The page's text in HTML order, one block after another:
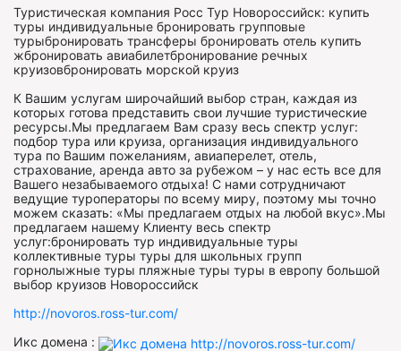
Туристическая компания Росс Тур Новороссийск: купить
туры индивидуальные бронировать групповые
турыбронировать трансферы бронировать отель купить
жбронировать авиабилетбронирование речных
круизовбронировать морской круиз
К Вашим услугам широчайший выбор стран, каждая из
которых готова представить свои лучшие туристические
ресурсы.Мы предлагаем Вам сразу весь спектр услуг:
подбор тура или круиза, организация индивидуального
тура по Вашим пожеланиям, авиаперелет, отель,
страхование, аренда авто за рубежом – у нас есть все для
Вашего незабываемого отдыха! С нами сотрудничают
ведущие туроператоры по всему миру, поэтому мы точно
можем сказать: «Мы предлагаем отдых на любой вкус».Мы
предлагаем нашему Клиенту весь спектр
услуг:бронировать тур индивидуальные туры
коллективные туры туры для школьных групп
горнолыжные туры пляжные туры туры в европу большой
выбор круизов Новороссийск
http://novoros.ross-tur.com/
Икс домена :